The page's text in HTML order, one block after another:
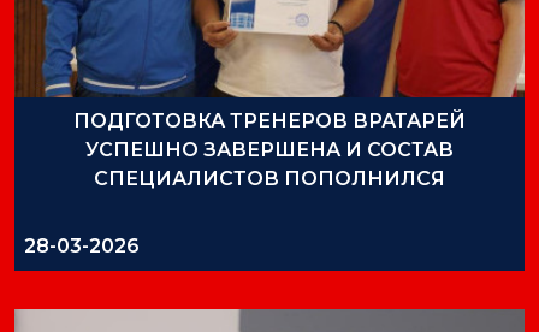
ПОДГОТОВКА ТРЕНЕРОВ ВРАТАРЕЙ
УСПЕШНО ЗАВЕРШЕНА И СОСТАВ
СПЕЦИАЛИСТОВ ПОПОЛНИЛСЯ
28-03-2026